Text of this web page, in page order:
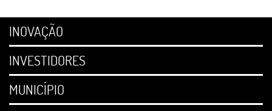
INOVAÇÃO
INVESTIDORES
MUNICÍPIO